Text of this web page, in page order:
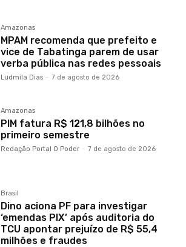
Amazonas
MPAM recomenda que prefeito e
vice de Tabatinga parem de usar
verba pública nas redes pessoais
Ludmila Dias - 7 de agosto de 2026
Amazonas
PIM fatura R$ 121,8 bilhões no
primeiro semestre
Redação Portal O Poder - 7 de agosto de 2026
Brasil
Dino aciona PF para investigar
‘emendas PIX’ após auditoria do
TCU apontar prejuízo de R$ 55,4
milhões e fraudes